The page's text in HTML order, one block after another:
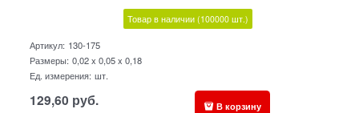
Товар в наличии (100000 шт.)
Артикул: 130-175
Размеры: 0,02 x 0,05 x 0,18
Ед. измерения: шт.
129,60 руб. В корзину